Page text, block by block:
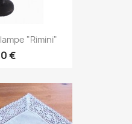
"Rimini"
€